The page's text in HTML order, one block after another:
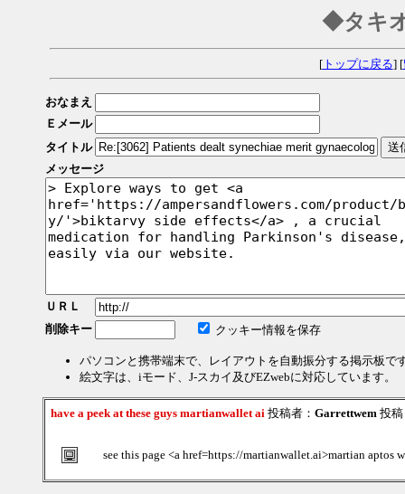
◆タキ
[トップに戻る] [
おなまえ
Ｅメール
タイトル
メッセージ
ＵＲＬ
削除キー
クッキー情報を保存
パソコンと携帯端末で、レイアウトを自動振分する掲示板で
絵文字は、iモード、J-スカイ及びEZwebに対応しています。
have a peek at these guys martianwallet ai 投稿者： Garrettwem 投
see this page <a href=https://martianwallet.ai>martian aptos